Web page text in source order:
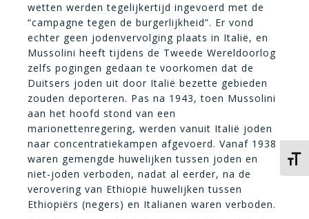
wetten werden tegelijkertijd ingevoerd met de
“campagne tegen de burgerlijkheid”. Er vond
echter geen jodenvervolging plaats in Italië, en
Mussolini heeft tijdens de Tweede Wereldoorlog
zelfs pogingen gedaan te voorkomen dat de
Duitsers joden uit door Italië bezette gebieden
zouden deporteren. Pas na 1943, toen Mussolini
aan het hoofd stond van een
marionettenregering, werden vanuit Italië joden
naar concentratiekampen afgevoerd. Vanaf 1938
waren gemengde huwelijken tussen joden en
niet-joden verboden, nadat al eerder, na de
verovering van Ethiopië huwelijken tussen
Ethiopiërs (negers) en Italianen waren verboden.